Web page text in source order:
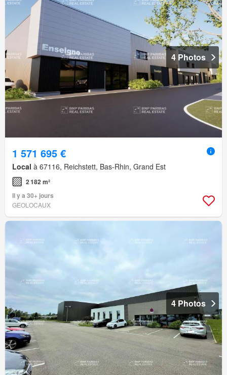
4 Photos
1 571 695 €
Local à 67116, Reichstett, Bas-Rhin, Grand Est
2 182 m²
Il y a 30+ jours
GEOLOCAUX
4 Photos